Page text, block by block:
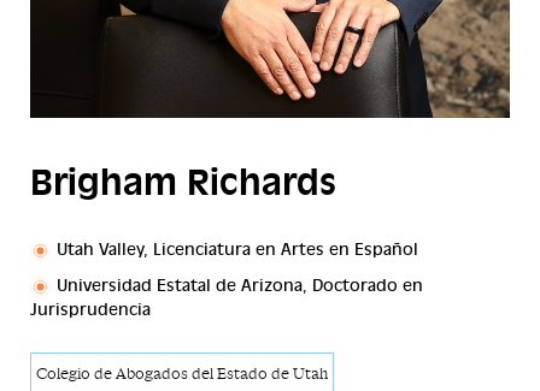
Brigham Richards
Utah Valley, Licenciatura en Artes en Español
Universidad Estatal de Arizona, Doctorado en
Jurisprudencia
Colegio de Abogados del Estado de Utah